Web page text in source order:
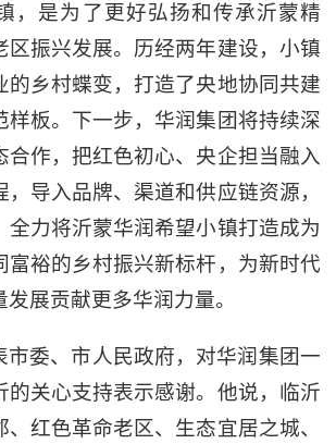
，是为了更好弘扬和传承沂蒙精
区振兴发展。历经两年建设，小镇
的乡村蝶变，打造了央地协同共建
样板。下一步，华润集团将持续深
合作，把红色初心、央企担当融入
，导入品牌、渠道和供应链资源，
全力将沂蒙华润希望小镇打造成为
富裕的乡村振兴新标杆，为新时代
展贡献更多华润力量。
市委、市人民政府，对华润集团一
的关心支持表示感谢。他说，临沂
红色革命老区、生态宜居之城、